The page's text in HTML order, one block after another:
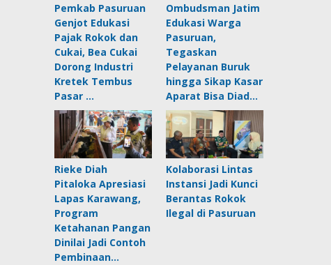
Pemkab Pasuruan
Genjot Edukasi
Pajak Rokok dan
Cukai, Bea Cukai
Dorong Industri
Kretek Tembus
Pasar …
Ombudsman Jatim
Edukasi Warga
Pasuruan,
Tegaskan
Pelayanan Buruk
hingga Sikap Kasar
Aparat Bisa Diad…
Rieke Diah
Pitaloka Apresiasi
Lapas Karawang,
Program
Ketahanan Pangan
Dinilai Jadi Contoh
Pembinaan…
Kolaborasi Lintas
Instansi Jadi Kunci
Berantas Rokok
Ilegal di Pasuruan